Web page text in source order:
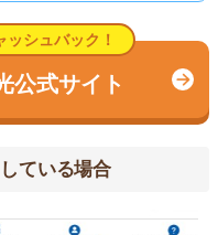
シュバック！
公式サイト
ている場合